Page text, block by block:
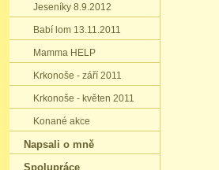
Jeseníky 8.9.2012
Babí lom 13.11.2011
Mamma HELP
Krkonoše - září 2011
Krkonoše - květen 2011
Konané akce
Napsali o mně
Spolupráce